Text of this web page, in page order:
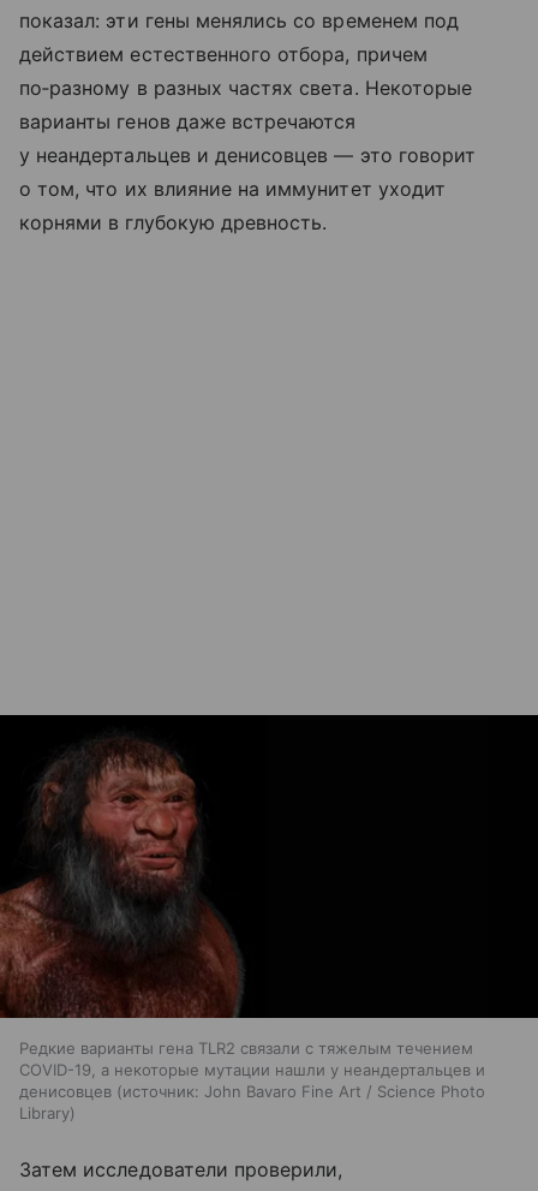
показал: эти гены менялись со временем под
действием естественного отбора, причем
по‑разному в разных частях света. Некоторые
варианты генов даже встречаются
у неандертальцев и денисовцев — это говорит
о том, что их влияние на иммунитет уходит
корнями в глубокую древность.
Редкие варианты гена TLR2 связали с тяжелым течением
COVID-19, а некоторые мутации нашли у неандертальцев и
денисовцев
источник: John Bavaro Fine Art / Science Photo
Library
Затем исследователи проверили,